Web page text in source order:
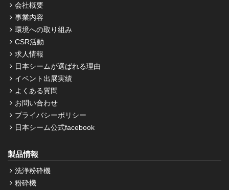
会社概要
事業内容
環境への取り組み
CSR活動
求人情報
日本シームが選ばれる理由
イベント出展実績
よくある質問
お問い合わせ
プライバシーポリシー
日本シーム公式facebook
製品情報
洗浄粉砕機
粉砕機